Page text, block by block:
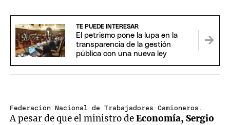
TE PUEDE INTERESAR
El petrismo pone la lupa en la
transparencia de la gestión
pública con una nueva ley
Federación Nacional de Trabajadores Camioneros.
A pesar de que el ministro deEconomía, Sergio